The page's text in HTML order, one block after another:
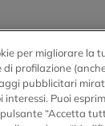
per migliorare la
di profilazione
pubblicitari
interessi. Puoi
“Accetta